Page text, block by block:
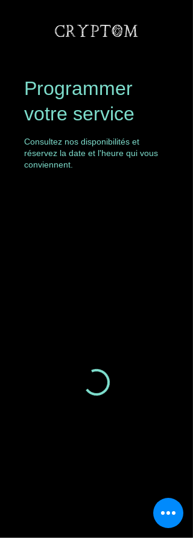
Programmer
votre service
Consultez nos disponibilités et
réservez la date et l'heure qui vous
conviennent.